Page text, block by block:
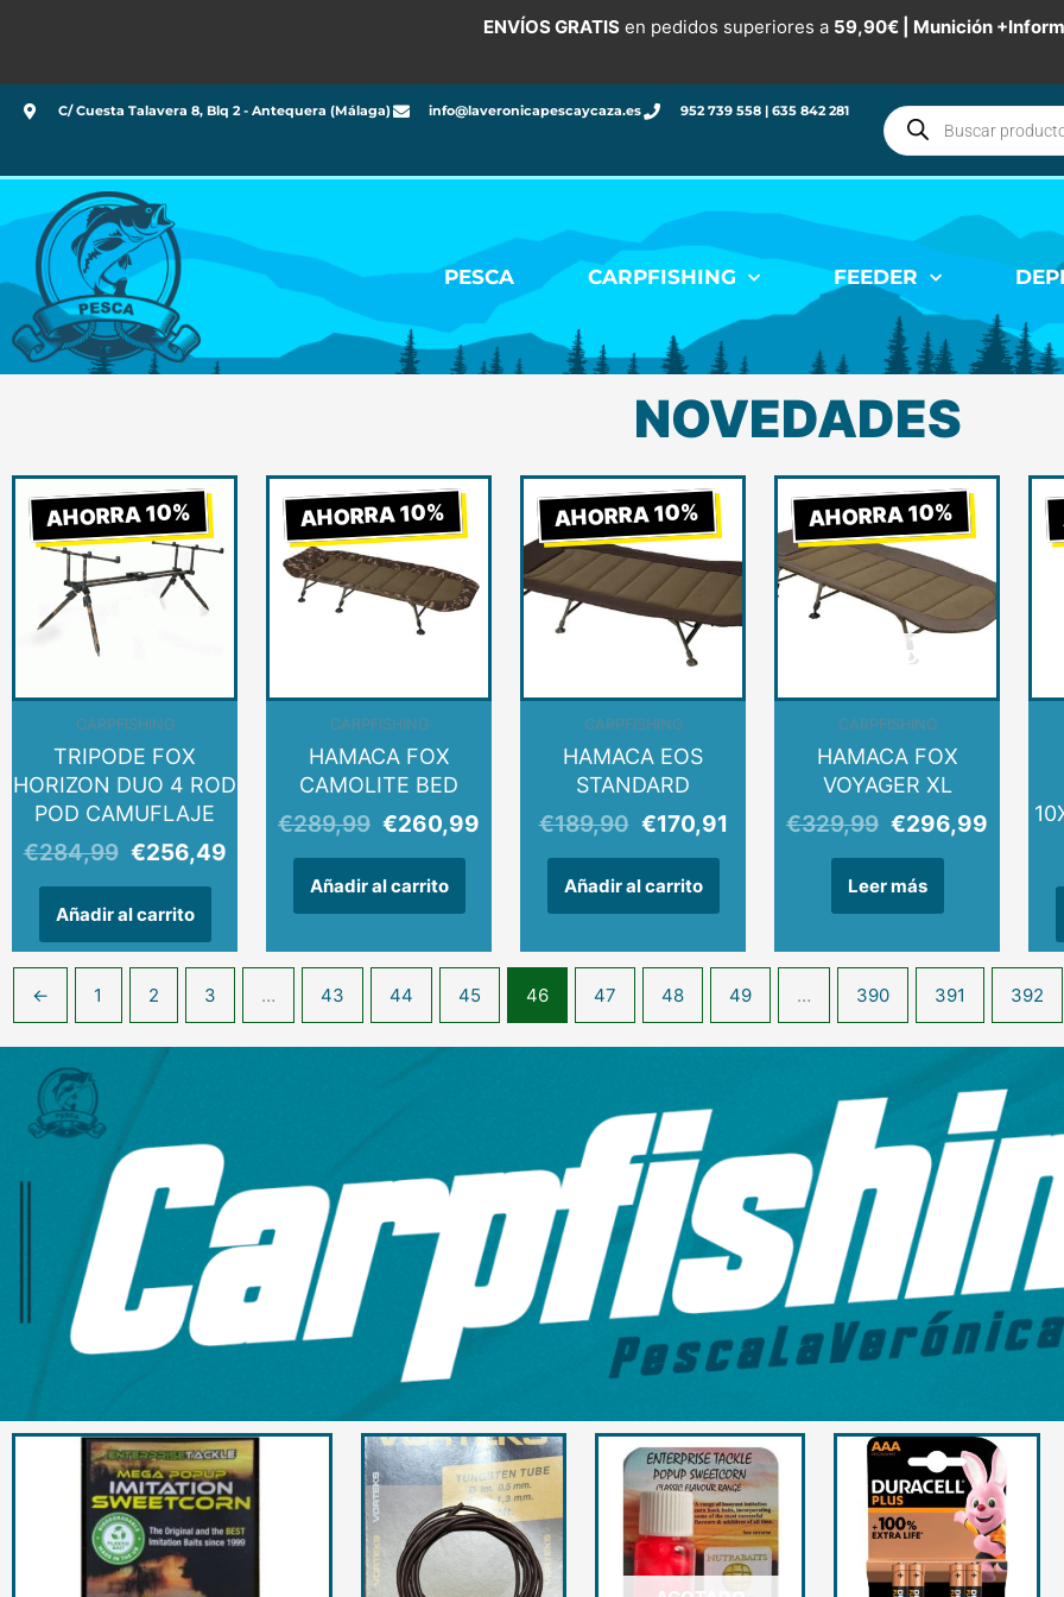
ENVÍOS GRATIS en pedidos superiores a 59,90€ | Munición
C/ Cuesta Talavera 8, Blq 2 - Antequera (Málaga) info@laveronicapescaycaza.es 952 739 558 | 635 842 281 Búsqueda
de
productos
PESCA CARPFISHING FEEDER
NOVEDADES
AHORRA 10%
CARPFISHING
TRIPODE FOX
HORIZON DUO 4 ROD
POD CAMUFLAJE
€284,99
El
precio
original
era:
€284,99.
€256,49
El
precio
actual
€256,49.
Añadir al carrito
AHORRA 10%
CARPFISHING
HAMACA FOX
CAMOLITE BED
€289,99
El
precio
original
era:
€289,99.
€260,99
El
precio
actual
€260,99.
Añadir al carrito
AHORRA 10%
CARPFISHING
HAMACA EOS
STANDARD
€189,90
El
precio
original
era:
€189,90.
€170,91
El
precio
actual
es:
€170,91.
Añadir al carrito
AHORRA 10%
AGOTADO
CARPFISHING
HAMACA FOX
VOYAGER XL
€329,99
El
precio
original
era:
€329,99.
€296,99
El
precio
actual
es:
Leer más
← 1 2 3 … 43 44 45 46 47 48 49 … 390 391 392